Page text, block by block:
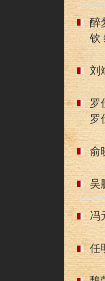
醉
钦
刘
罗
罗
俞
吴
冯
任